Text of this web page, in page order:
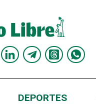
DEPORTES